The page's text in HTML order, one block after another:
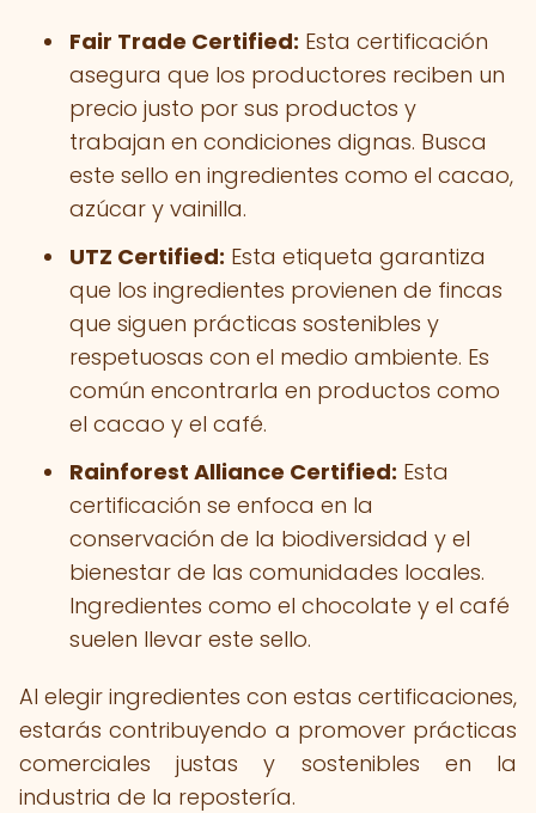
Fair Trade Certified: Esta certificación
asegura que los productores reciben un
precio justo por sus productos y
trabajan en condiciones dignas. Busca
este sello en ingredientes como el cacao,
azúcar y vainilla.
UTZ Certified: Esta etiqueta garantiza
que los ingredientes provienen de fincas
que siguen prácticas sostenibles y
respetuosas con el medio ambiente. Es
común encontrarla en productos como
el cacao y el café.
Rainforest Alliance Certified: Esta
certificación se enfoca en la
conservación de la biodiversidad y el
bienestar de las comunidades locales.
Ingredientes como el chocolate y el café
suelen llevar este sello.
Al elegir ingredientes con estas certificaciones,
estarás contribuyendo a promover prácticas
comerciales justas y sostenibles en la
industria de la repostería.